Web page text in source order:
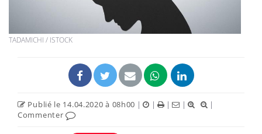
TADAMICHI / ISTOCK
Publié le 14.04.2020 à 08h00 | | | |
|
Commenter